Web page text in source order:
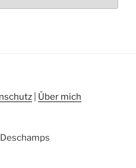
Über mich